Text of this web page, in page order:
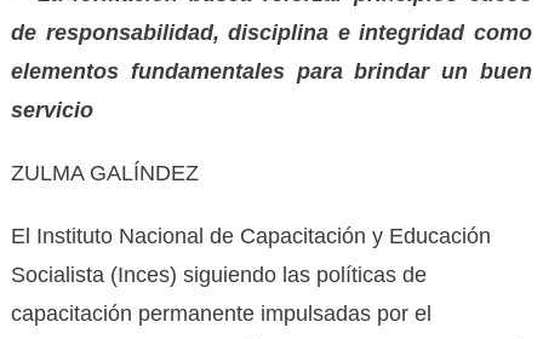
de responsabilidad, disciplina e integridad como
elementos fundamentales para brindar un buen
servicio
ZULMA GALÍNDEZ
El Instituto Nacional de Capacitación y Educación
Socialista (Inces) siguiendo las políticas de
capacitación permanente impulsadas por el